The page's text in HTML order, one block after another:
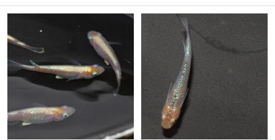
除外ワード
除外ワード